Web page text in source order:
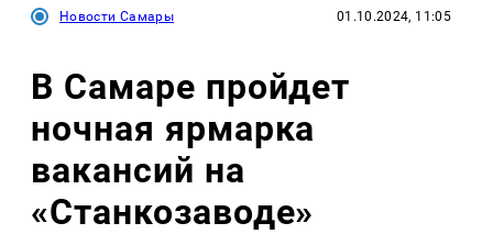
Новости Самары 01.10.2024, 11:05
В Самаре пройдет
ночная ярмарка
вакансий на
«Станкозаводе»